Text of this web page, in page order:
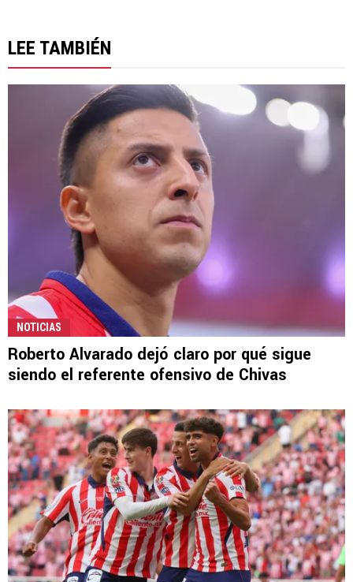
LEE TAMBIÉN
NOTICIAS
Roberto Alvarado dejó claro por qué sigue
siendo el referente ofensivo de Chivas